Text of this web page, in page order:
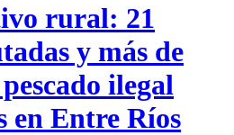
rural: 21
y más de
ilegal
en Entre Ríos